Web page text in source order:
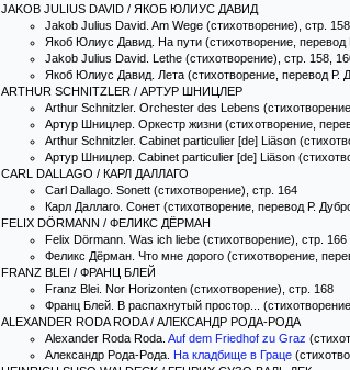
JAKOB JULIUS DAVID / ЯКОБ ЮЛИУС ДАВИД
Jakob Julius David. Am Wege (стихотворение), стр. 158
Якоб Юлиус Давид. На пути (стихотворение, перевод
Jakob Julius David. Lethe (стихотворение), стр. 158,
Якоб Юлиус Давид. Лета (стихотворение, перевод Р.
ARTHUR SCHNITZLER / АРТУР ШНИЦЛЕР
Arthur Schnitzler. Orchester des Lebens
Артур Шницлер. Оркестр жизни (стихотворение,
Arthur Schnitzler. Cabinet particulier [de] Liäson
Артур Шницлер. Cabinet particulier [de] Liäson
CARL DALLAGO / КАРЛ ДАЛЛАГО
Carl Dallago. Sonett (стихотворение), стр. 164
Карл Даллаго. Сонет (стихотворение, перевод Р.
FELIX DÖRMANN / ФЕЛИКС ДЁРМАН
Felix Dörmann. Was ich liebe (стихотворение), стр. 166
Феликс Дёрман. Что мне дорого (стихотворение,
FRANZ BLEI / ФРАНЦ БЛЕЙ
Franz Blei. Nor Horizonten (стихотворение), стр. 168
Франц Блей. В распахнутый простор...
ALEXANDER RODA RODA / АЛЕКСАНДР РОДА-РОДА
Alexander Roda Roda. Auf dem Friedhof zu Graz
Александр Рода-Рода. На кладбище в Граце